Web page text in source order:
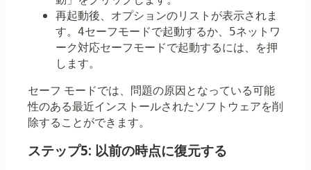
再起動後、オプションのリストが表示されま
す。 4セーフモードで起動するか、 5ネットワ
ーク対応セーフモードで起動するには、を押
します。
セーフ モードでは、問題の原因となっている可能
性のある最近インストールされたソフトウェアを削
除することができます。
ステップ5: 以前の時点に復元する